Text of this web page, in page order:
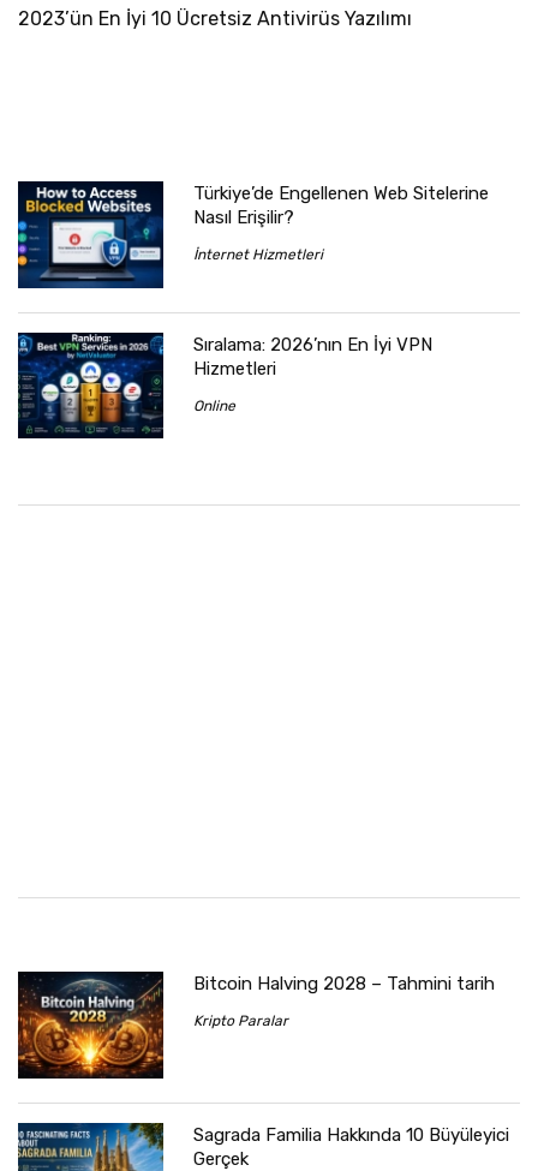
2023’ün En İyi 10 Ücretsiz Antivirüs Yazılımı
Türkiye’de Engellenen Web Sitelerine
Nasıl Erişilir?
İnternet Hizmetleri
Sıralama: 2026’nın En İyi VPN
Hizmetleri
Online
Bitcoin Halving 2028 – Tahmini tarih
Kripto Paralar
Sagrada Familia Hakkında 10 Büyüleyici
Gerçek